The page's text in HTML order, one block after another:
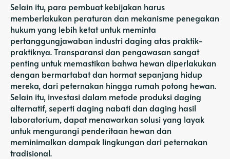
Selain itu, para pembuat kebijakan harus
memberlakukan peraturan dan mekanisme penegakan
hukum yang lebih ketat untuk meminta
pertanggungjawaban industri daging atas praktik-
praktiknya. Transparansi dan pengawasan sangat
penting untuk memastikan bahwa hewan diperlakukan
dengan bermartabat dan hormat sepanjang hidup
mereka, dari peternakan hingga rumah potong hewan.
Selain itu, investasi dalam metode produksi daging
alternatif, seperti daging nabati dan daging hasil
laboratorium, dapat menawarkan solusi yang layak
untuk mengurangi penderitaan hewan dan
meminimalkan dampak lingkungan dari peternakan
tradisional.